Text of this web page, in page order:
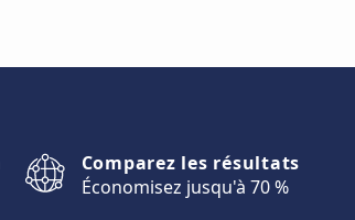
Comparez les résultats
Économisez jusqu'à 70 %